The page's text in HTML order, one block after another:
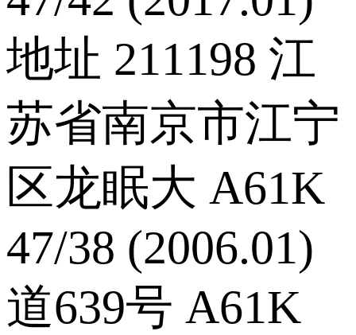
地址 211198 江
苏省南京市江宁
区龙眠大 A61K
47/38 (2006.01)
道639号 A61K